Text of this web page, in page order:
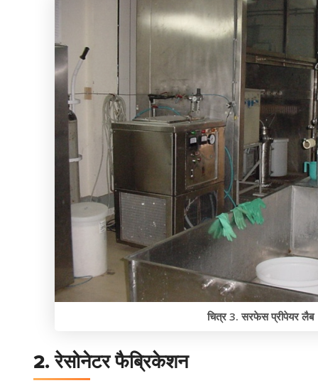
चित्र 3. सरफेस प्रीपेयर लैब
2. रेसोनेटर फैब्रिकेशन